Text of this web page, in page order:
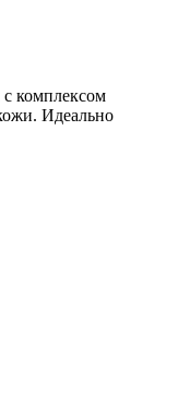
комплексом
Идеально